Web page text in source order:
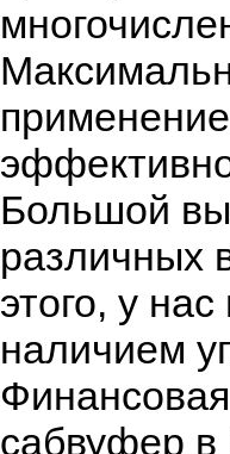
Большой
различных
этого, у
наличием
сабвуфер в